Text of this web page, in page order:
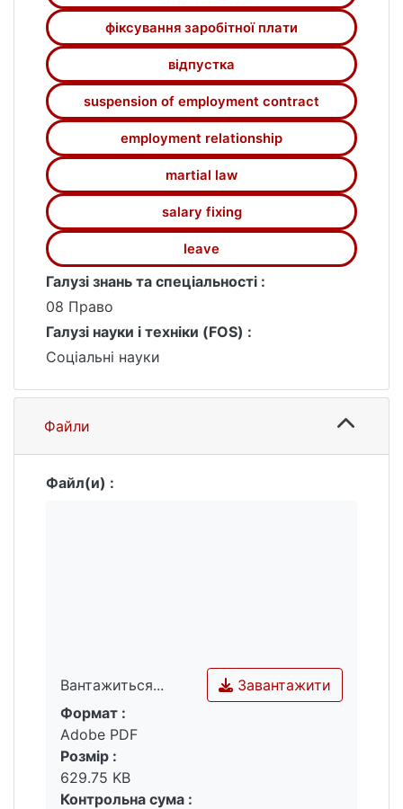
фіксування заробітної плати
відпустка
suspension of employment contract
employment relationship
martial law
salary fixing
leave
Галузі знань та спеціальності :
08 Право
Галузі науки і техніки (FOS) :
Соціальні науки
Файли
Файл(и) :
Вантажиться...
Вантажиться...
Завантажити
Формат :
Adobe PDF
Розмір :
629.75 KB
Контрольна сума :